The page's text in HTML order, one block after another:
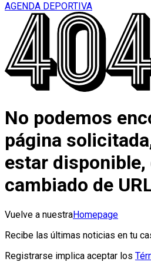
AGENDA DEPORTIVA
No podemos
página
estar disponible,
cambiado de
Vuelve a nuestraHomepage
Recibe las últimas noticias en tu
Registrarse implica aceptar los